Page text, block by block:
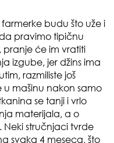
farmerke budu što uže i
pravimo tipičnu
pranje će im vratiti
izgube, jer džins ima
razmiliste još
mašinu nakon samo
se tanji i vrlo
materijala, a o
stručnjaci tvrde
svaka 4 meseca, što